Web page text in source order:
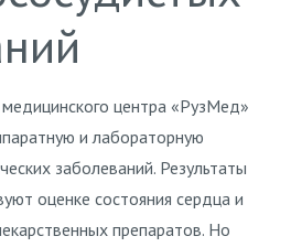
центра «РузМед»
и лабораторную
заболеваний. Результаты
оценке состояния сердца и
препаратов. Но